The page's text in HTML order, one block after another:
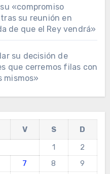
«compromiso
su reunión en
de que el Rey vendrá»
su decisión de
que cerremos filas con
mismos»
V S
D
1
2
7 8
9